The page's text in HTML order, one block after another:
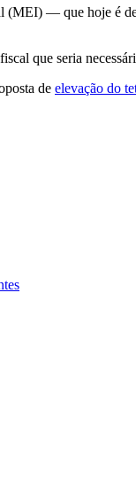
(MEI) — que hoje é
que seria
de elevação do